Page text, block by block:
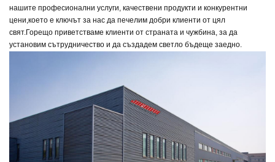
нашите професионални услуги, качествени продукти и конкурентни
цени,което е ключът за нас да печелим добри клиенти от цял
свят.Горещо приветстваме клиенти от страната и чужбина, за да
установим сътрудничество и да създадем светло бъдеще заедно.